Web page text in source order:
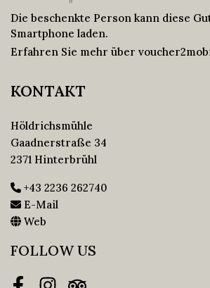
Die beschenkte Person kann diese
Smartphone laden.
Erfahren Sie mehr über
KONTAKT
Höldrichsmühle
Gaadnerstraße 34
2371 Hinterbrühl
+43 2236 262740
E-Mail
Web
FOLLOW US